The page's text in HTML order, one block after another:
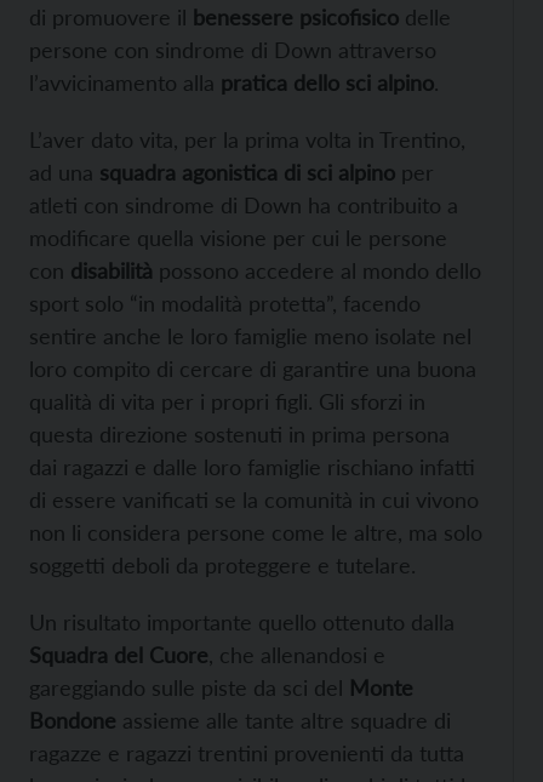
di promuovere il benessere psicofisico delle
persone con sindrome di Down attraverso
l’avvicinamento alla pratica dello sci alpino.
L’aver dato vita, per la prima volta in Trentino,
ad una squadra agonistica di sci alpino per
atleti con sindrome di Down ha contribuito a
modificare quella visione per cui le persone
con disabilità possono accedere al mondo dello
sport solo “in modalità protetta”, facendo
sentire anche le loro famiglie meno isolate nel
loro compito di cercare di garantire una buona
qualità di vita per i propri figli. Gli sforzi in
questa direzione sostenuti in prima persona
dai ragazzi e dalle loro famiglie rischiano infatti
di essere vanificati se la comunità in cui vivono
non li considera persone come le altre, ma solo
soggetti deboli da proteggere e tutelare.
Un risultato importante quello ottenuto dalla
Squadra del Cuore , che allenandosi e
gareggiando sulle piste da sci del Monte
Bondone assieme alle tante altre squadre di
ragazze e ragazzi trentini provenienti da tutta